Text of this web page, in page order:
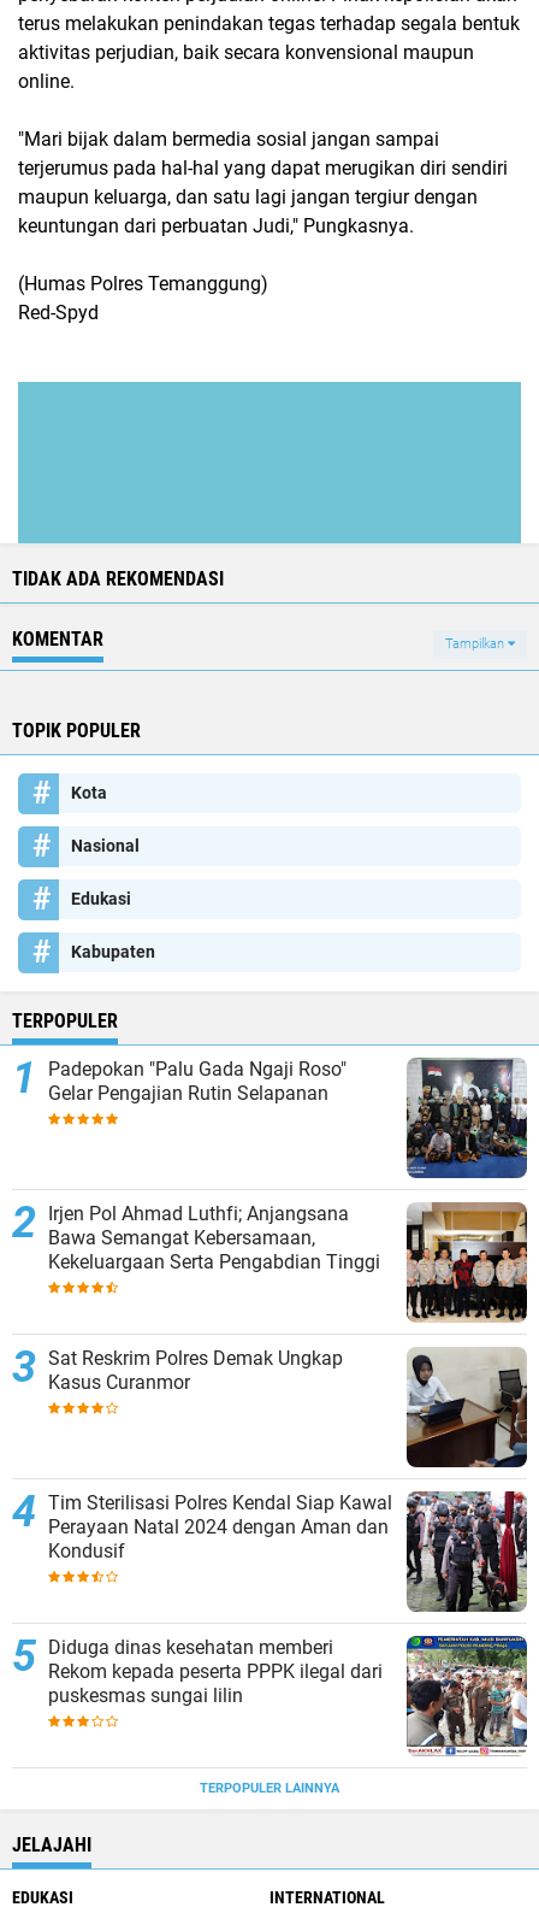
terus melakukan penindakan tegas terhadap segala bentuk
aktivitas perjudian, baik secara konvensional maupun
online.
"Mari bijak dalam bermedia sosial jangan sampai
terjerumus pada hal-hal yang dapat merugikan diri sendiri
maupun keluarga, dan satu lagi jangan tergiur dengan
keuntungan dari perbuatan Judi," Pungkasnya.
(Humas Polres Temanggung)
Red-Spyd
TIDAK ADA REKOMENDASI
KOMENTAR Tampilkan
TOPIK POPULER
Kota
Nasional
Edukasi
Kabupaten
TERPOPULER
Padepokan "Palu Gada Ngaji Roso"
Gelar Pengajian Rutin Selapanan
Irjen Pol Ahmad Luthfi; Anjangsana
Bawa Semangat Kebersamaan,
Kekeluargaan Serta Pengabdian Tinggi
Sat Reskrim Polres Demak Ungkap
Kasus Curanmor
Tim Sterilisasi Polres Kendal Siap Kawal
Perayaan Natal 2024 dengan Aman dan
Kondusif
Diduga dinas kesehatan memberi
Rekom kepada peserta PPPK ilegal dari
puskesmas sungai lilin
TERPOPULER LAINNYA
JELAJAHI
EDUKASI
INTERNATIONAL